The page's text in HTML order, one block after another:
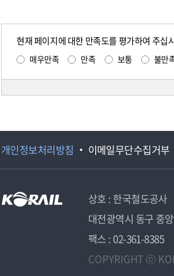
현재 페이지에 대한 만족도를 평가하여 주십
매우만족 만족 보통 불만
개인정보처리방침 이메일무단수집거부
상호 : 한국철도공사
대전광역시 동구 중
팩스 : 02-361-8385
COPYRIGHT ⓒ